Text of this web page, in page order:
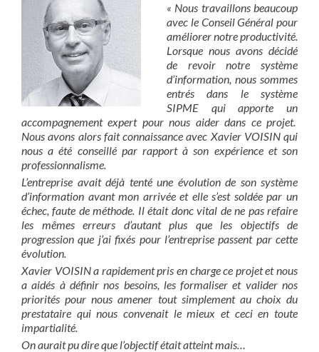
« Nous travaillons beaucoup
avec le Conseil Général pour
améliorer notre productivité.
Lorsque nous avons décidé
de revoir notre système
d’information, nous sommes
entrés dans le système
SIPME qui apporte un
accompagnement expert pour nous aider dans ce projet.
Nous avons alors fait connaissance avec Xavier VOISIN qui
nous a été conseillé par rapport à son expérience et son
professionnalisme.
L’entreprise avait déjà tenté une évolution de son système
d’information avant mon arrivée et elle s’est soldée par un
échec, faute de méthode. Il était donc vital de ne pas refaire
les mêmes erreurs d’autant plus que les objectifs de
progression que j’ai fixés pour l’entreprise passent par cette
évolution.
Xavier VOISIN a rapidement pris en charge ce projet et nous
a aidés à définir nos besoins, les formaliser et valider nos
priorités pour nous amener tout simplement au choix du
prestataire qui nous convenait le mieux et ceci en toute
impartialité.
On aurait pu dire que l’objectif était atteint mais…